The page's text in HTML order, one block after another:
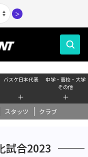
＞
バスケ日本代表
＋
中学・高校・大学
その他
＋
スタッツ クラブ
試合2023